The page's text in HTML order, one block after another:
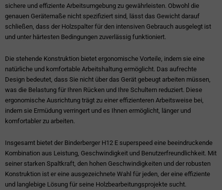
sichere und effiziente Arbeitsumgebung zu gewährleisten. Obwohl die
genauen Gerätemaße nicht spezifiziert sind, lässt das Gewicht darauf
schließen, dass der Holzspalter für den intensiven Gebrauch ausgelegt ist
und unter härtesten Bedingungen zuverlässig funktioniert.
Die stehende Konstruktion bietet ergonomische Vorteile, indem sie eine
natürliche und komfortable Arbeitshaltung ermöglicht. Das aufrechte
Design bedeutet, dass Sie nicht über das Gerät gebeugt arbeiten müssen,
was die Belastung für Ihren Rücken und Ihre Schultern reduziert. Diese
ergonomische Ausrichtung trägt zu einer effizienteren Arbeitsweise bei,
indem sie Ermüdung verringert und es Ihnen ermöglicht, länger und
komfortabler zu arbeiten.
Insgesamt bietet der Binderberger H12 E superspeed eine beeindruckende
Kombination aus Leistung, Geschwindigkeit und Benutzerfreundlichkeit. Mit
seiner starken Spaltkraft, den hohen Geschwindigkeiten und der robusten
Konstruktion ist er eine ausgezeichnete Wahl für jeden, der eine effiziente
und langlebige Lösung für seine Holzbearbeitungsprojekte sucht.